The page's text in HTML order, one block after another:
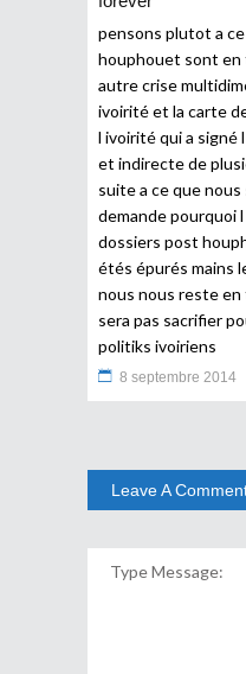
pensons plutot a
houphouet sont en
autre crise
ivoirité et la carte
l ivoirité qui a signé
et indirecte de
suite a ce que nous
demande pourquoi
dossiers post
étés épurés mains
nous nous reste
sera pas sacrifier
politiks ivoiriens
8 septembre 2014
Leave A